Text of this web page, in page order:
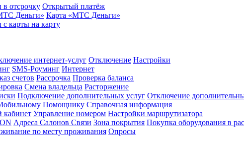
отсрочку Открытый платёж
Деньги» Карта «МТС Деньги»
карты на карту
интернет-услуг Отключение Настройки
SMS-Роуминг Интернет
счетов Рассрочка Проверка баланса
Смена владельца Расторжение
Подключение дополнительных услуг Отключение
Мобильному Помощнику Справочная информация
кабинет Управление номером Настройки маршрутизатора
Адреса Салонов Связи Зона покрытия Покупка оборудования в
по месту проживания Опросы